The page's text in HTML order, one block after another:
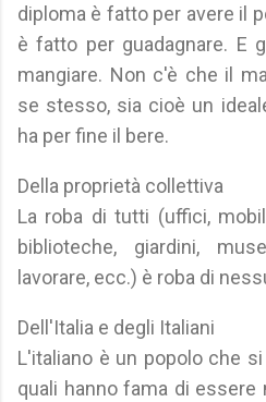
diploma è fatto per avere il
è fatto per guadagnare. E
mangiare. Non c'è che il
se stesso, sia cioè un
ha per fine il bere.
Della proprietà collettiva
La roba di tutti (uffici,
biblioteche, giardini,
lavorare, ecc.) è roba di
Dell'Italia e degli Italiani
L'italiano è un popolo che
quali hanno fama di essere